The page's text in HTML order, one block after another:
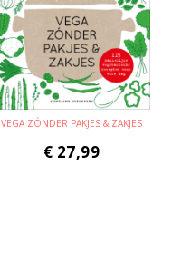
VEGA ZÓNDER PAKJES & ZAKJES
€ 27,99